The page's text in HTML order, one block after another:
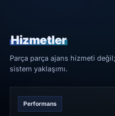
Hizmetler
Parça parça ajans hizmeti
sistem yaklaşımı.
Performans